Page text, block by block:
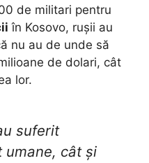
de militari pentru
în Kosovo, rușii au
nu au de unde să
de dolari, cât
lor.
suferit
umane, cât și